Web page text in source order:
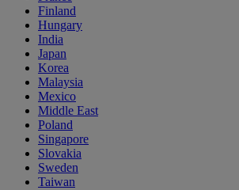
Finland
Hungary
India
Japan
Korea
Malaysia
Mexico
Middle East
Poland
Singapore
Slovakia
Sweden
Taiwan